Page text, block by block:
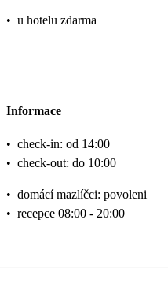
• u hotelu zdarma
Informace
• check-in: od 14:00
• check-out: do 10:00
• domácí mazlíčci: povoleni
• recepce 08:00 - 20:00